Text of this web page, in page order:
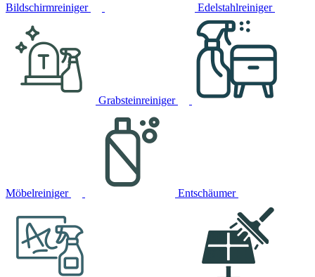
Bildschirmreiniger Edelstahlreiniger
Grabsteinreiniger
Möbelreiniger Entschäumer